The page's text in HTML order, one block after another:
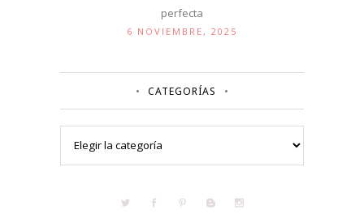
perfecta
6 NOVIEMBRE, 2025
CATEGORÍAS